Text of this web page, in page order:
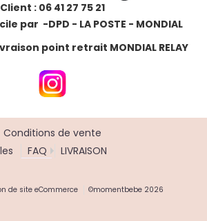
Client : 06 41 27 75 21
par -DPD - LA POSTE - MONDIAL
point retrait MONDIAL RELAY
Conditions de vente
FAQ LIVRAISON
de site eCommerce ©momentbebe 2026